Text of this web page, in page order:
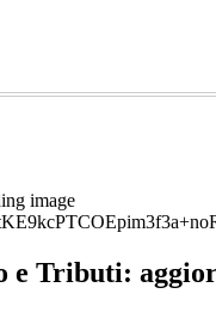
image
e Tributi: